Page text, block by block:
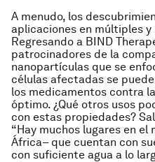
A menudo, los
aplicaciones en múltiples
Regresando a BIND
patrocinadores de la
nanopartículas que se
células afectadas se
los medicamentos contra
óptimo. ¿Qué otros usos
con estas propiedades?
“Hay muchos lugares en
África– que cuentan con
con suficiente agua a lo